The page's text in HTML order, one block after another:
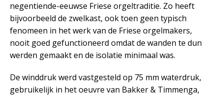
negentiende-eeuwse Friese orgeltraditie. Zo heeft
bijvoorbeeld de zwelkast, ook toen geen typisch
fenomeen in het werk van de Friese orgelmakers,
nooit goed gefunctioneerd omdat de wanden te dun
werden gemaakt en de isolatie minimaal was.
De winddruk werd vastgesteld op 75 mm waterdruk,
gebruikelijk in het oeuvre van Bakker & Timmenga,